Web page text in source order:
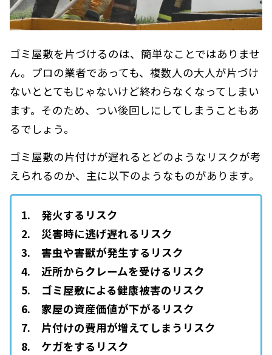
ゴミ屋敷を片づけるのは、簡単なことではありませ
ん。プロの業者であっても、複数人の大人が片づけ
ないととてもじゃないけど終わらなくなってしまい
ます。そのため、つい後回しにしてしまうこともあ
るでしょう。
ゴミ屋敷の片付けが遅れるとどのようなリスクが考
えられるのか、主に以下のようなものがあります。
1. 発火するリスク
2. 災害時に逃げ遅れるリスク
3. 害虫や害獣が発生するリスク
4. 近所からクレームを受けるリスク
5. ゴミ屋敷による健康被害のリスク
6. 家屋の資産価値が下がるリスク
7. 片付けの費用が増えてしまうリスク
8. ケガをするリスク